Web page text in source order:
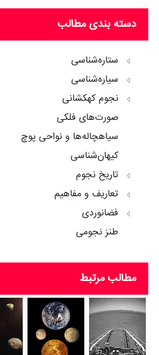
دسته بندی مطالب
ستاره‌شناسی
سیاره‌شناسی
نجوم کهکشانی
صورت‌های فلکی
سیاهچاله‌ها و نواحی پوچ
کیهان‌شناسی
تاریخ نجوم
تعاریف و مفاهیم
فضانوردی
طنز نجومی
مطالب مرتبط